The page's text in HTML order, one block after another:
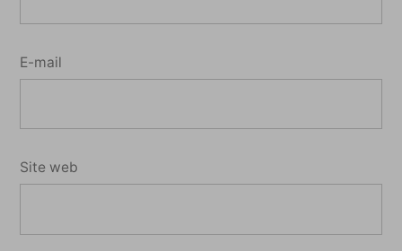
E-mail
Site web